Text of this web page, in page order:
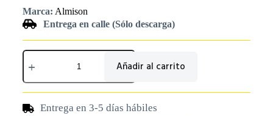
Marca: Almison
Entrega en calle (Sólo descarga)
Añadir al carrito
Entrega en 3-5 días hábiles